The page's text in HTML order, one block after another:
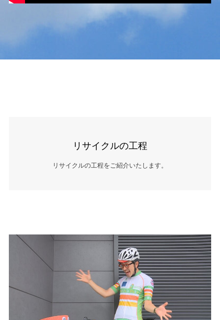
リサイクルの工程
リサイクルの工程をご紹介いたします。